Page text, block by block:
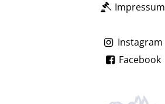
Impressum
Instagram
Facebook